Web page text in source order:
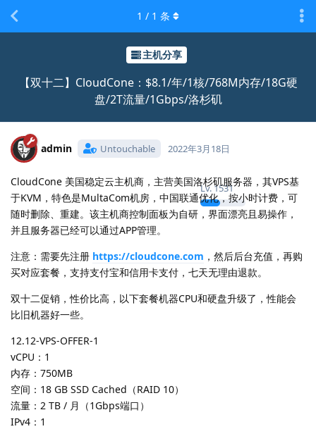
主机分享
【双十二】CloudCone：$8.1/年/1核/768M内存/18G硬
盘/2T流量/1Gbps/洛杉矶
1 / 1 条
admin Untouchable
Lv.1531
2022年3月18日
CloudCone 美国稳定云主机商，主营美国洛杉矶服务器，其VPS基
于KVM，特色是MultaCom机房，中国联通优化，按小时计费，可
随时删除、重建。该主机商控制面板为自研，界面漂亮且易操作，
并且服务器已经可以通过APP管理。
注意：需要先注册 https://cloudcone.com ，然后后台充值，再购
买对应套餐，支持支付宝和信用卡支付，七天无理由退款。
双十二促销，性价比高，以下套餐机器CPU和硬盘升级了，性能会
比旧机器好一些。
12.12-VPS-OFFER-1
vCPU：1
内存：750MB
空间：18 GB SSD Cached（RAID 10）
流量：2 TB / 月（1Gbps端口）
IPv4：1